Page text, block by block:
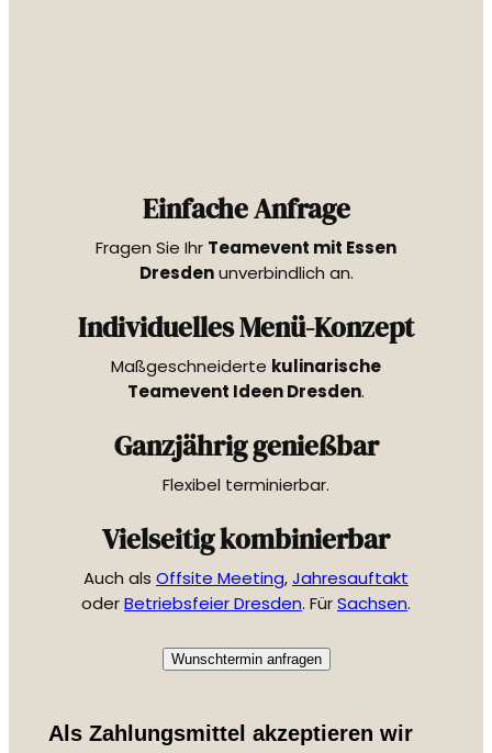
Einfache Anfrage
Fragen Sie Ihr Teamevent mit Essen
Dresdenunverbindlich an.
Individuelles Menü-Konzept
Maßgeschneiderte kulinarische
Teamevent Ideen Dresden.
Ganzjährig genießbar
Flexibel terminierbar.
Vielseitig kombinierbar
Auch als Offsite Meeting,Jahresauftakt
oderBetriebsfeier Dresden. FürSachsen.
Wunschtermin anfragen
Als Zahlungsmittel akzeptieren wir